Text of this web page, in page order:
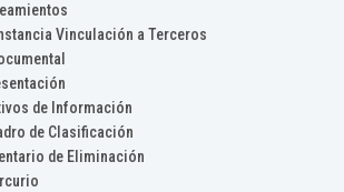
Vinculación a Terceros
de Información
de Clasificación
de Eliminación